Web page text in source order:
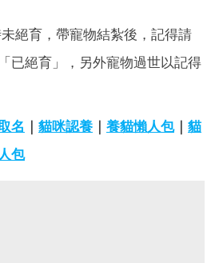
絕育，帶寵物結紮後，記得請
已絕育」，另外寵物過世以記得
名 貓咪認養 養貓懶人包｜ 貓
包